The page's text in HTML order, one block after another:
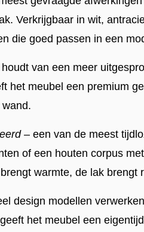
Verkrijgbaar in wit,
die goed passen in een
van een meer
het meubel een premium
– een van de meest
of een houten corpus
warmte, de lak brengt
design modellen
het meubel een